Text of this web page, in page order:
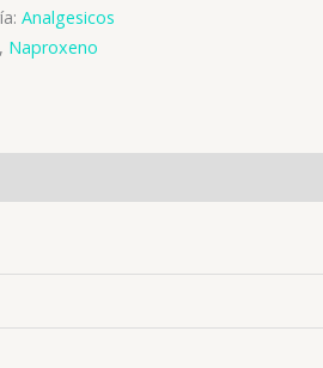
Analgesicos
, Naproxeno